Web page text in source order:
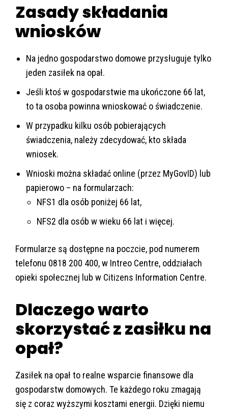
Zasady składania
wniosków
Na jedno gospodarstwo domowe przysługuje tylko
jeden zasiłek na opał.
Jeśli ktoś w gospodarstwie ma ukończone 66 lat,
to ta osoba powinna wnioskować o świadczenie.
W przypadku kilku osób pobierających
świadczenia, należy zdecydować, kto składa
wniosek.
Wnioski można składać online (przez MyGovID) lub
papierowo – na formularzach:
NFS1 dla osób poniżej 66 lat,
NFS2 dla osób w wieku 66 lat i więcej.
Formularze są dostępne na poczcie, pod numerem
telefonu 0818 200 400, w Intreo Centre, oddziałach
opieki społecznej lub w Citizens Information Centre.
Dlaczego warto
skorzystać z zasiłku na
opał?
Zasiłek na opał to realne wsparcie finansowe dla
gospodarstw domowych. Te każdego roku zmagają
się z coraz wyższymi kosztami energii. Dzięki niemu